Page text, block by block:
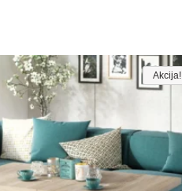
Akcija!
Akcija
Akcija!